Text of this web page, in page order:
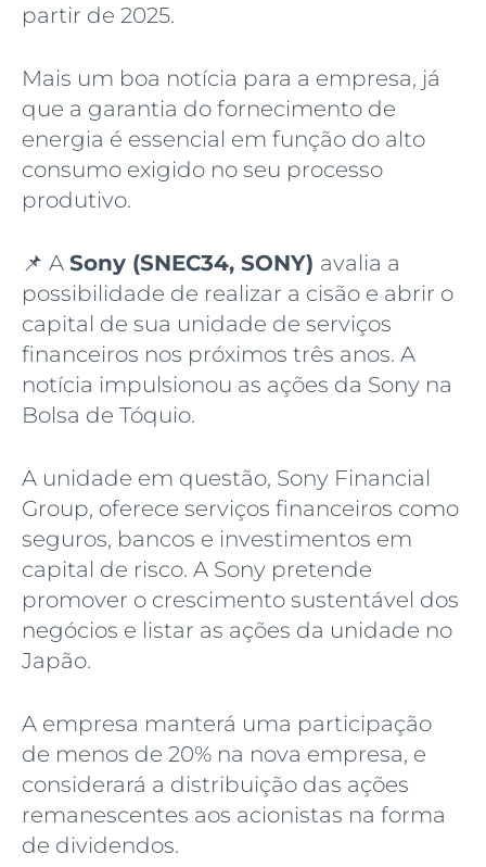
partir de 2025.
Mais um boa notícia para a empresa, já
que a garantia do fornecimento de
energia é essencial em função do alto
consumo exigido no seu processo
produtivo.
📌 A Sony (SNEC34, SONY) avalia a
possibilidade de realizar a cisão e abrir o
capital de sua unidade de serviços
financeiros nos próximos três anos. A
notícia impulsionou as ações da Sony na
Bolsa de Tóquio.
A unidade em questão, Sony Financial
Group, oferece serviços financeiros como
seguros, bancos e investimentos em
capital de risco. A Sony pretende
promover o crescimento sustentável dos
negócios e listar as ações da unidade no
Japão.
A empresa manterá uma participação
de menos de 20% na nova empresa, e
considerará a distribuição das ações
remanescentes aos acionistas na forma
de dividendos.